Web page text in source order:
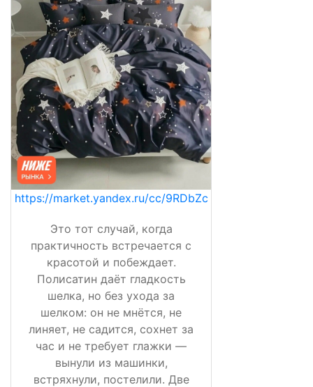
https://market.yandex.ru/cc/9RDbZc
Это тот случай, когда
практичность встречается с
красотой и побеждает.
Полисатин даёт гладкость
шелка, но без ухода за
шелком: он не мнётся, не
линяет, не садится, сохнет за
час и не требует глажки —
вынули из машинки,
встряхнули, постелили. Две